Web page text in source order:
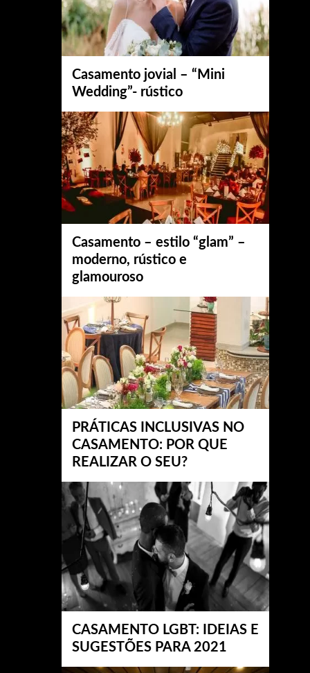
Casamento jovial – “Mini
Wedding”- rústico
Casamento – estilo “glam” –
moderno, rústico e
glamouroso
PRÁTICAS INCLUSIVAS NO
CASAMENTO: POR QUE
REALIZAR O SEU?
CASAMENTO LGBT: IDEIAS E
SUGESTÕES PARA 2021